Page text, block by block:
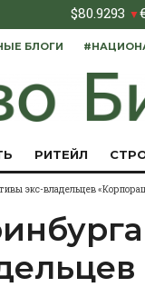
$80.9293 ▼
БЛОГИ
РИТЕЙЛ
экс-владельцев